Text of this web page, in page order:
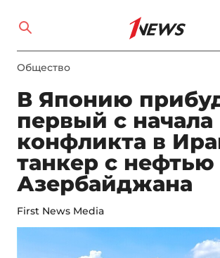
Общество
В Японию
первый с начала
конфликта в
танкер с нефтью
Азербайджана
First News Media